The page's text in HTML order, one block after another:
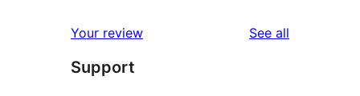
Your review See all
Support